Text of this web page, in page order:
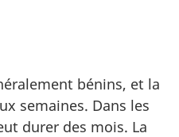
bénins, et la
semaines. Dans les
durer des mois. La